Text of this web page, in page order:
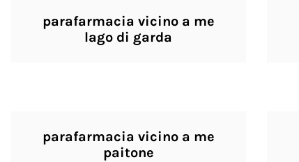
parafarmacia vicino a me
lago di garda
parafarmacia vicino a me
paitone